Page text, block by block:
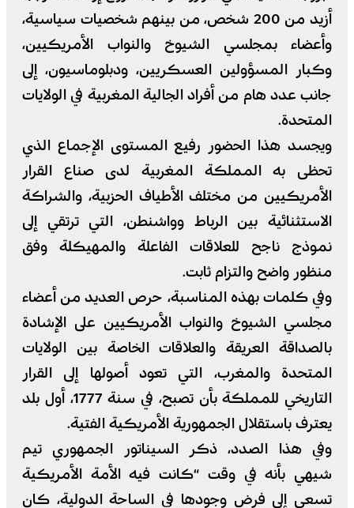
أزيد من 200 شخص، من بينهم شخصيات سياسية،
وأعضاء بمجلسي الشيوخ والنواب الأمريكيين،
وكبار المسؤولين العسكريين، ودبلوماسيون، إلى
جانب عدد هام من أفراد الجالية المغربية في الولايات
المتحدة.
ويجسد هذا الحضور رفيع المستوى الإجماع الذي
تحظى به المملكة المغربية لدى صناع القرار
الأمريكيين من مختلف الأطياف الحزبية، والشراكة
الاستثنائية بين الرباط وواشنطن، التي ترتقي إلى
نموذج ناجح للعلاقات الفاعلة والمهيكلة وفق
منظور واضح والتزام ثابت.
وفي كلمات بهذه المناسبة، حرص العديد من أعضاء
مجلسي الشيوخ والنواب الأمريكيين على الإشادة
بالصداقة العريقة والعلاقات الخاصة بين الولايات
المتحدة والمغرب، التي تعود أصولها إلى القرار
التاريخي للمملكة بأن تصبح، في سنة 1777، أول بلد
يعترف باستقلال الجمهورية الأمريكية الفتية.
وفي هذا الصدد، ذكر السيناتور الجمهوري تيم
شيهي بأنه في وقت “كانت فيه الأمة الأمريكية
تسعى إلى فرض وجودها في الساحة الدولية، كان